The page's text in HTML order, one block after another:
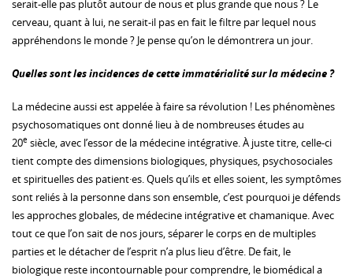
serait-elle pas plutôt autour de nous et plus grande que nous ? Le
cerveau, quant à lui, ne serait-il pas en fait le filtre par lequel nous
appréhendons le monde ? Je pense qu’on le démontrera un jour.
Quelles sont les incidences de cette immatérialité sur la médecine ?
La médecine aussi est appelée à faire sa révolution ! Les phénomènes
psychosomatiques ont donné lieu à de nombreuses études au
20e siècle, avec l’essor de la médecine intégrative. À juste titre, celle-ci
tient compte des dimensions biologiques, physiques, psychosociales
et spirituelles des patient·es. Quels qu’ils et elles soient, les symptômes
sont reliés à la personne dans son ensemble, c’est pourquoi je défends
les approches globales, de médecine intégrative et chamanique. Avec
tout ce que l’on sait de nos jours, séparer le corps en de multiples
parties et le détacher de l’esprit n’a plus lieu d’être. De fait, le
biologique reste incontournable pour comprendre, le biomédical a